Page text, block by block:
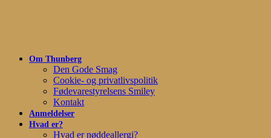
Om Thunberg
Den Gode Smag
Cookie- og privatlivspolitik
Fødevarestyrelsens Smiley
Kontakt
Anmeldelser
Hvad er?
Hvad er nøddeallergi?